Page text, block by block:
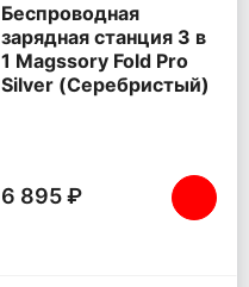
Беспроводная
зарядная станция 3 в
1 Magssory Fold Pro
Silver (Серебристый)
6 895 ₽